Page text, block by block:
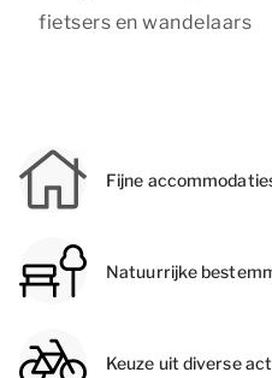
fietsers en wandelaars
Fijne
Natuurrijke
Keuze uit diverse